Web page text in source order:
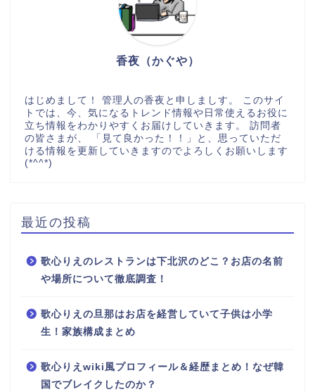
香夜（かぐや）
はじめまして！ 管理人の香夜と申しましす。 このサイ
トでは、今、気になるトレンド情報や日常使えるお役に
立ち情報をわかりやすくお届けしていきます。 訪問者
の皆さまが、 「見て良かった！！」と、思っていただ
ける情報を更新していきますのでよろしくお願いします
(*^^*)
最近の投稿
歌心りえのレストランは下北沢のどこ？お店の名前
や場所について徹底調査！
歌心りえの旦那はお店を経営していて子供は小学
生！家族構成まとめ
歌心りえwiki風プロフィール＆経歴まとめ！なぜ韓
国でブレイクしたのか？